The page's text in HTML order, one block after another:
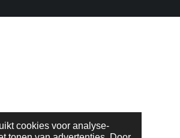
cookies voor analyse-